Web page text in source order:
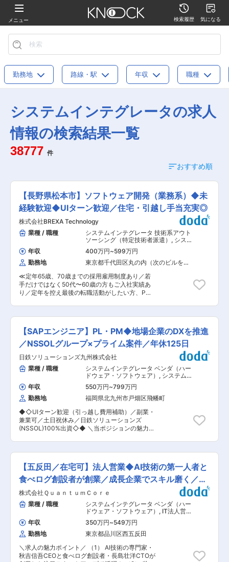
メニュー 検索履歴 気になる
勤務地 路線・駅 年収 職種
システムインテグレータの求人
情報の検索結果一覧
38777 件
おすすめ順
【長野県松本市】ソフトウェア開発（業務系）◆未
経験歓迎◆UIターン歓迎／住宅・引越し手当充実◎
株式会社BREXA Technology
業種 / 職種
システムインテグレータ 技術系アウト
ソーシング（特定技術者派遣） , システ
ムエンジニア（Web・オープン系・パ
ッケージ開発）
年収 400万円~599万円
勤務地
東京都千代田区丸の内（次のビルを除
≪定年65歳、70歳までの採用雇用制度あり／若
手だけではなく50代〜60歳の方もご入社実績あ
り／定年を控え最後の転職活動がしたい方、PM
向けた業務システムの開発・保守を担当していた
だきます。 ■業務詳細： 【案件例】 ・金融業界
向け資産管理システム ・化学メーカー向け生産管
理システム ・基幹・周辺系業務システム ・IoT関
連システム 【担当工程】 ・要件定義、設計、開
発、導入 ・テスト・保守 ・既存ソースコードの
解析・ドキュメント化 ■当社だからこそ実現でき
るエンジニアとしての未来がある： ＜お取引社数
3,900社＞ 同業他社と比較をしても圧倒的なお取
引社数を誇る当社。 当社独占のプロジェクトも多
数あり、当社だからこそ挑戦できる仕事がありま
す。 ＜キャリアドック制度＞ 同業他社では希望
する仕事があっても、会社の都合で挑戦できない
という事も転職理由の1つです。 当社では専任の
キャリアアドバイザーがおり、キャリアアドバイ
ザーが社内に働きかける事で希望する仕事への挑
20時間程度： 当社から配属の企業様については
残業が多くなる企業様が少なく、特別な取り組み
をすることなく過度な残業が発生をしない状況と
なっています。 また過度な残業は発生の場合は、
案件担当の営業から法人顧客に対して、残業改善
の是正対応も行っています。 ■スキルUPで給与
もUP： スキルを上げてより難易度の高いプロジ
ェクトへ配属をされる事で給与も上がる仕組みを
取っています。 定性的な評価のみではなく、スキ
ルを磨くことが給与UPに繋がるエンジニアにと
っては非常分かり易い制度です。 変更の範囲：会
社の定める業務
【SAPエンジニア】PL・PM◆地場企業のDXを推進
／NSSOLグループ×プライム案件／年休125日
日鉄ソリューションズ九州株式会社
業種 / 職種
システムインテグレータ ベンダ（ハー
ドウェア・ソフトウェア） , システムエ
ンジニア（Web・オープン系・パッケ
ージ開発） プロジェクトマネジャー
（Web・オープン系・パッケージ開
年収 550万円~799万円
勤務地
福岡県北九州市戸畑区飛幡町
◆◇UIターン歓迎（引っ越し費用補助）／副業・
兼業可／土日祝休み／日鉄ソリューションズ
(NSSOL)100%出資◇◆ ＼当ポジションの魅力／
女性100％・男性88％、プラチナくるみん認定の
安心制度 ◎ ハイブリッドワークで柔軟に働ける
出社×在宅の最適な働き方を案件ごとに選択 成果
最大化のための勤務方針を策定 ◎ 柔軟な働き方を
実現 フレックス制度を完備し多様な働き方が可能
入社時から時短・時限勤務の相談も可能でライフ
ステージに寄り添う環境 ◎ UIターン大歓迎（引越
し・敷金礼金補助あり） UIターンの負担を軽減す
る各種補助制度を提供 九州で腰を据えて働きたい
方に最適な職場環境 ■ 業務内容 九州・中国地域
の製造・流通・公共系など、 多様なグローバル企
業向けのプライム案件（SAP領域中心）に従事い
ただきます。 《担当工程》 SAPプロジェクトに
て、以下の工程を一貫して担当いただきます： 要
【五反田／在宅可】法人営業◆AI技術の第一人者と
食べログ創設者が創業／成長企業でスキル磨く／土
日祝休
株式会社ＱｕａｎｔｕｍＣｏｒｅ
業種 / 職種
システムインテグレータ ベンダ（ハー
ドウェア・ソフトウェア） , IT法人営業
（直販） 営業事務・アシスタント
年収 350万円~549万円
勤務地
東京都品川区西五反田
＼求人の魅力ポイント／ （1） AI技術の専門家・
秋吉信吾CEOと食べログ創設者・長島壮洋CTOが